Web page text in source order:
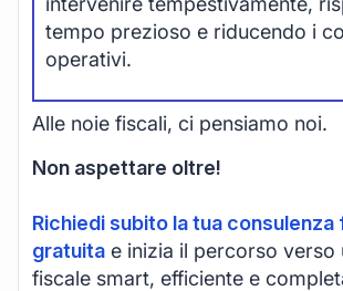
tempo prezioso e riducendo i
operativi.
Alle noie fiscali, ci pensiamo noi.
Non aspettare oltre!
Richiedi subito la tua consulenza
gratuita e inizia il percorso verso
fiscale smart, efficiente e